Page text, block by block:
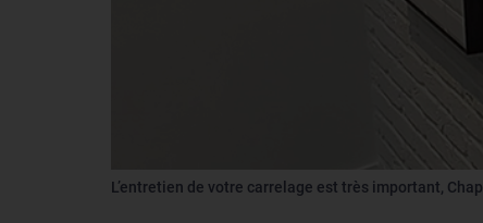
L’entretien de votre carrelage est très important,